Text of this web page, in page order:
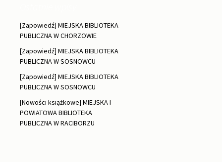
[Zapowiedź] MIEJSKA BIBLIOTEKA
PUBLICZNA W CHORZOWIE
[Zapowiedź] MIEJSKA BIBLIOTEKA
PUBLICZNA W SOSNOWCU
[Zapowiedź] MIEJSKA BIBLIOTEKA
PUBLICZNA W SOSNOWCU
[Nowości książkowe] MIEJSKA I
POWIATOWA BIBLIOTEKA
PUBLICZNA W RACIBORZU